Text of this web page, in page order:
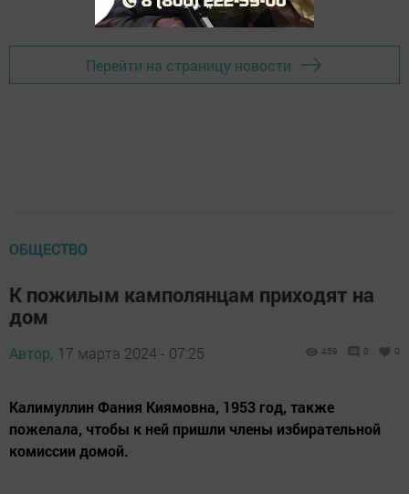
Перейти на страницу новости
ОБЩЕСТВО
К пожилым камполянцам приходят на
дом
Автор, 17 марта 2024 - 07:25 459 0 0
Калимуллин Фания Киямовна, 1953 год, также
пожелала, чтобы к ней пришли члены избирательной
комиссии домой.